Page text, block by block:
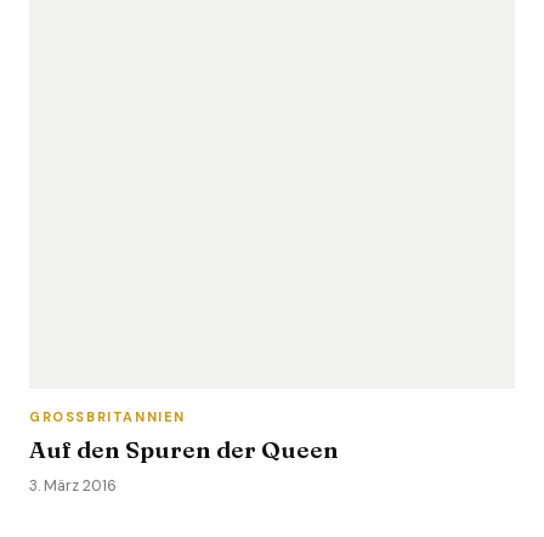
GROSSBRITANNIEN
Auf den Spuren der Queen
3. März 2016